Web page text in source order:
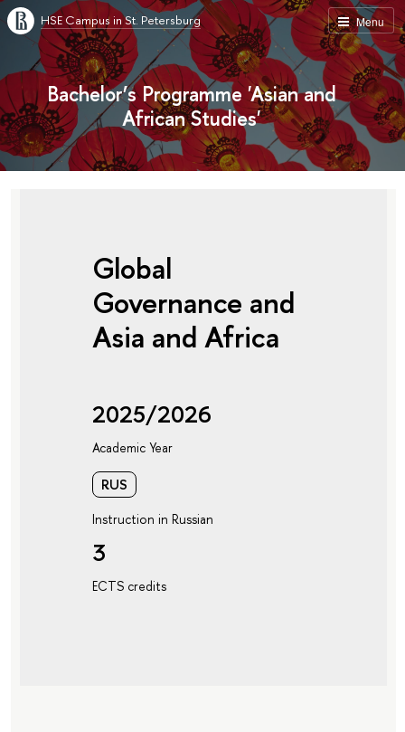
Menu
HSE Campus in St. Petersburg
Bachelor’s Programme 'Asian and
African Studies'
Global
Governance and
Asia and Africa
2025/2026
Academic Year
RUS
Instruction in Russian
3
ECTS credits